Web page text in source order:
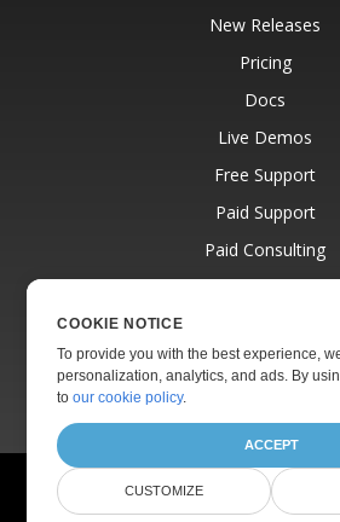
New Releases
Pricing
Docs
Live Demos
Free Support
Paid Support
Paid Consulting
Blog
About
© Aspose Pty Ltd 2001-2026.
All
Terms of use
COOKIE NOTICE
To provide you with the best experience,
personalization, analytics, and ads. By
toour cookie policy.
ACCEPT
CUSTOMIZE